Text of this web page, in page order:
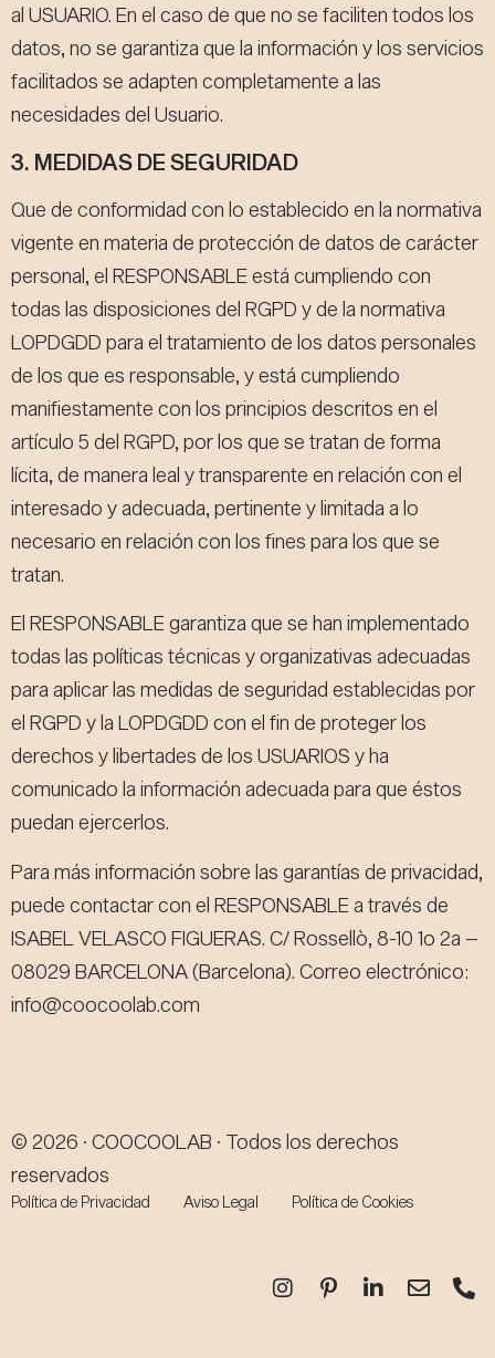
al USUARIO. En el caso de que no se faciliten todos los
datos, no se garantiza que la información y los servicios
facilitados se adapten completamente a las
necesidades del Usuario.
3. MEDIDAS DE SEGURIDAD
Que de conformidad con lo establecido en la normativa
vigente en materia de protección de datos de carácter
personal, el RESPONSABLE está cumpliendo con
todas las disposiciones del RGPD y de la normativa
LOPDGDD para el tratamiento de los datos personales
de los que es responsable, y está cumpliendo
manifiestamente con los principios descritos en el
artículo 5 del RGPD, por los que se tratan de forma
lícita, de manera leal y transparente en relación con el
interesado y adecuada, pertinente y limitada a lo
necesario en relación con los fines para los que se
tratan.
El RESPONSABLE garantiza que se han implementado
todas las políticas técnicas y organizativas adecuadas
para aplicar las medidas de seguridad establecidas por
el RGPD y la LOPDGDD con el fin de proteger los
derechos y libertades de los USUARIOS y ha
comunicado la información adecuada para que éstos
puedan ejercerlos.
Para más información sobre las garantías de privacidad,
puede contactar con el RESPONSABLE a través de
ISABEL VELASCO FIGUERAS. C/ Rossellò, 8-10 1o 2a –
08029 BARCELONA (Barcelona). Correo electrónico:
info@coocoolab.com
© 2026 · COOCOOLAB · Todos los derechos
reservados
Política de Privacidad Aviso Legal Política de Cookies